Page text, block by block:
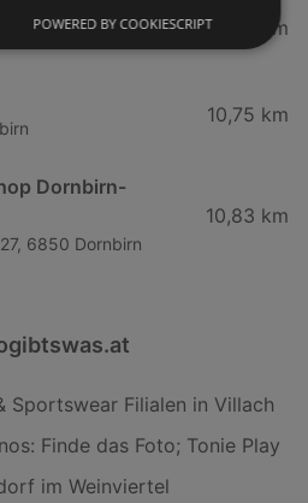
7,24 km
10,75 km
Dornbirn-
6850 Dornbirn
10,83 km
Sportswear Filialen in Villach
Finde das Foto; Tonie Play
im Weinviertel
POWERED BY COOKIESCRIPT